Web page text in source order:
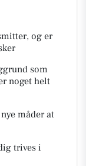
og er
som
noget helt
måder at
trives i